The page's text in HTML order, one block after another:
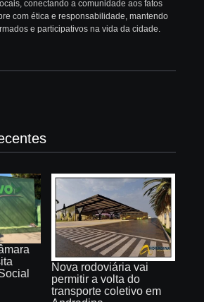
conectando a comunidade aos fatos
com ética e responsabilidade, mantendo
e participativos na vida da cidade.
Nova rodoviária vai
permitir a volta do
transporte coletivo em